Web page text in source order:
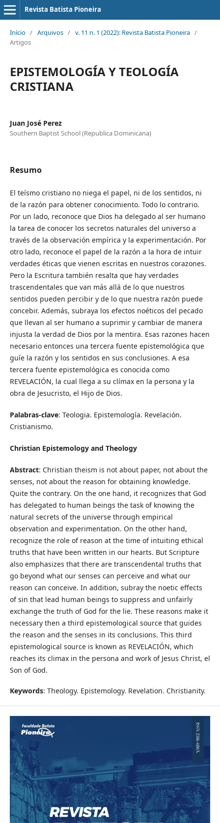
Revista Batista Pioneira
Início / Arquivos / v. 11 n. 1 (2022): Revista Batista Pioneira /
Artigos
EPISTEMOLOGÍA Y TEOLOGÍA
CRISTIANA
Juan José Perez
Southern Baptist School (Republica Dominicana)
Resumo
El teísmo cristiano no niega el papel, ni de los sentidos, ni
de la razón para obtener conocimiento. Todo lo contrario.
Por un lado, reconoce que Dios ha delegado al ser humano
la tarea de conocer los secretos naturales del universo a
través de la observación empírica y la experimentación. Por
otro lado, reconoce el papel de la razón a la hora de intuir
verdades éticas que vienen escritas en nuestros corazones.
Pero la Escritura también resalta que hay verdades
trascendentales que van más allá de lo que nuestros
sentidos pueden percibir y de lo que nuestra razón puede
concebir. Además, subraya los efectos noéticos del pecado
que llevan al ser humano a suprimir y cambiar de manera
injusta la verdad de Dios por la mentira. Esas razones hacen
necesario entonces una tercera fuente epistemológica que
guíe la razón y los sentidos en sus conclusiones. A esa
tercera fuente epistemológica es conocida como
REVELACIÓN, la cual llega a su clímax en la persona y la
obra de Jesucristo, el Hijo de Dios.
Palabras-clave: Teologia. Epistemología. Revelación.
Cristianismo.
Christian Epistemology and Theology
Abstract: Christian theism is not about paper, not about the
senses, not about the reason for obtaining knowledge.
Quite the contrary. On the one hand, it recognizes that God
has delegated to human beings the task of knowing the
natural secrets of the universe through empirical
observation and experimentation. On the other hand,
recognize the role of reason at the time of intuiting ethical
truths that have been written in our hearts. But Scripture
also emphasizes that there are transcendental truths that
go beyond what our senses can perceive and what our
reason can conceive. In addition, subray the noetic effects
of sin that lead human beings to suppress and unfairly
exchange the truth of God for the lie. These reasons make it
necessary then a third epistemological source that guides
the reason and the senses in its conclusions. This third
epistemological source is known as REVELACIÓN, which
reaches its climax in the persona and work of Jesus Christ, el
Son of God.
Keywords: Theology. Epistemology. Revelation. Christianity.